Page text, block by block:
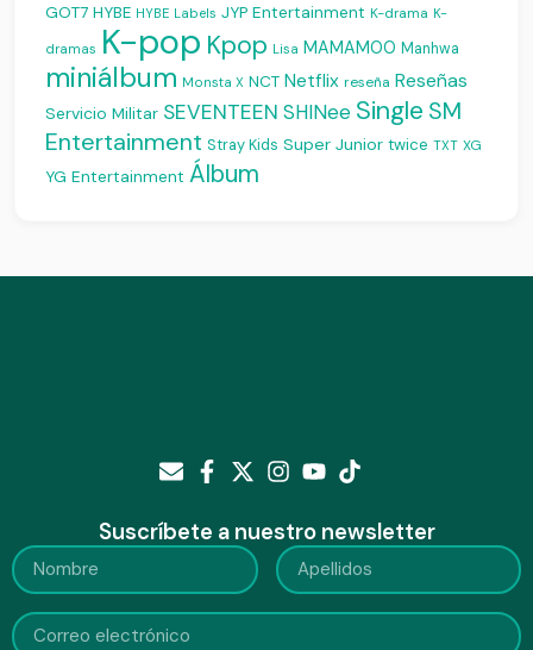
GOT7 HYBE HYBE Labels JYP Entertainment K-drama K-
dramas K-pop Kpop Lisa MAMAMOO Manhwa
miniálbum Monsta X NCT Netflix reseña Reseñas
Servicio Militar SEVENTEEN SHINee Single SM
Entertainment Stray Kids Super Junior twice TXT XG
YG Entertainment Álbum
Suscríbete a nuestro newsletter